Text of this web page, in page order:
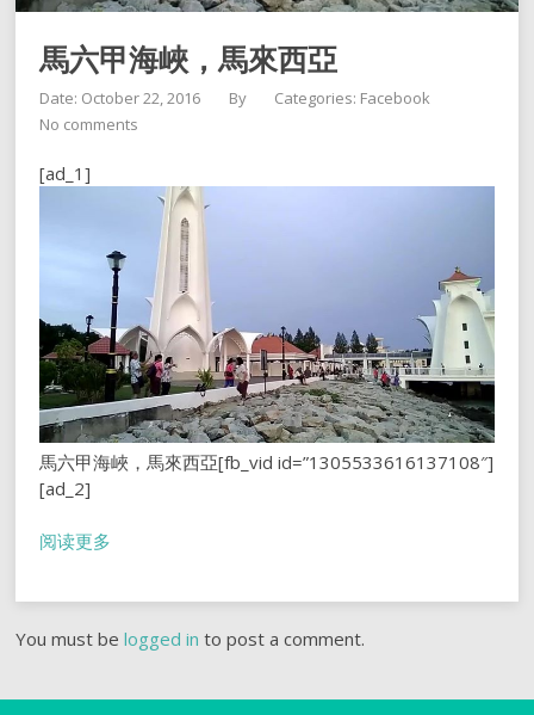
馬六甲海峽，馬來西亞
Date: October 22, 2016 By Categories: Facebook
No comments
[ad_1]
馬六甲海峽，馬來西亞[fb_vid id=”1305533616137108″]
[ad_2]
阅读更多
You must belogged in to post a comment.